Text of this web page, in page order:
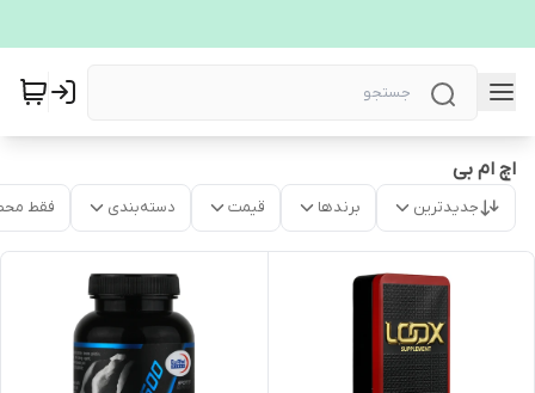
اچ ام بی
جدیدترین برندها قیمت دسته‌بندی فقط